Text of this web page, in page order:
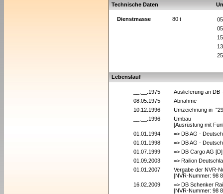
Technische Daten
Dienstmasse 80 t
Lebenslauf
__.__.1975
Auslieferung an
08.05.1975
Abnahme
10.12.1996
Umzeichnung in
__.__.1996
Umbau
[Ausrüstung mit
01.01.1994
=> DB AG -
01.01.1998
=> DB AG -
01.07.1999
=> DB Cargo AG
01.09.2003
=> Railion
01.01.2007
Vergabe der NVR-
[NVR-Nummer: 98
16.02.2009
=> DB Schenker
[NVR-Nummer: 98